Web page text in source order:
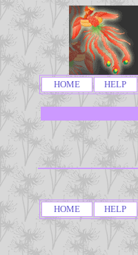
HOME HELP
HOME HELP